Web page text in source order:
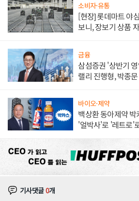
소비자·유통
[현장] 롯데마트 야
보니, 장보기 상품
금융
삼섬증권 '상반기
랠리 진행형, 박종
바이오·제약
백상환 동아제약
'얼박사'로 '레트로'
기사댓글0개